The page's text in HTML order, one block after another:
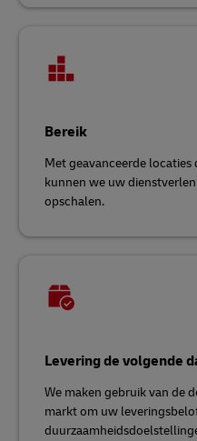
Bereik
Met geavanceerde
kunnen we uw
opschalen.
Levering de volgende
We maken gebruik van de
markt om uw